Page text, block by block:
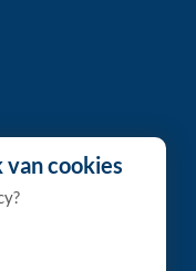
cookies